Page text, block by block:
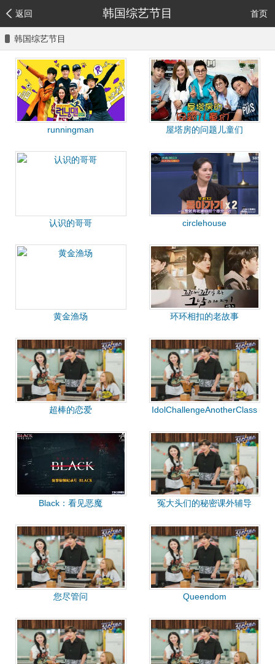
返回 韩国综艺节目 首页
韩国综艺节目
runningman 屋塔房的问题儿童们
认识的哥哥 circlehouse
黄金渔场 环环相扣的老故事
超棒的恋爱 IdolChallengeAnotherClass
Black：看见恶魔 冤大头们的秘密课外辅导
您尽管问 Queendom